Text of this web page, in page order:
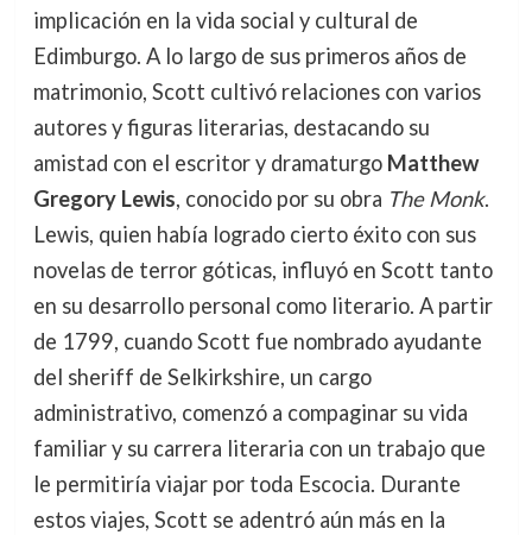
implicación en la vida social y cultural de
Edimburgo. A lo largo de sus primeros años de
matrimonio, Scott cultivó relaciones con varios
autores y figuras literarias, destacando su
amistad con el escritor y dramaturgo Matthew
Gregory Lewis, conocido por su obra The Monk.
Lewis, quien había logrado cierto éxito con sus
novelas de terror góticas, influyó en Scott tanto
en su desarrollo personal como literario. A partir
de 1799, cuando Scott fue nombrado ayudante
del sheriff de Selkirkshire, un cargo
administrativo, comenzó a compaginar su vida
familiar y su carrera literaria con un trabajo que
le permitiría viajar por toda Escocia. Durante
estos viajes, Scott se adentró aún más en la